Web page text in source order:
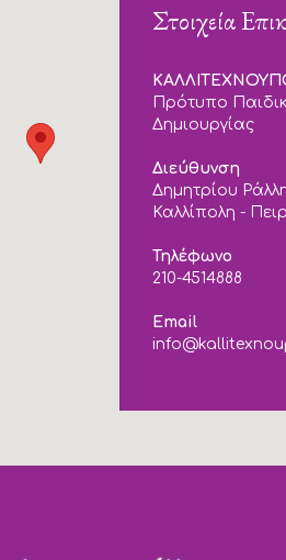
Στοιχεία
Πρότυπο
Δημιουργίας
Διεύθυνση
Δημητρίου
Καλλίπολη -
Τηλέφωνο
210-4514888
Email